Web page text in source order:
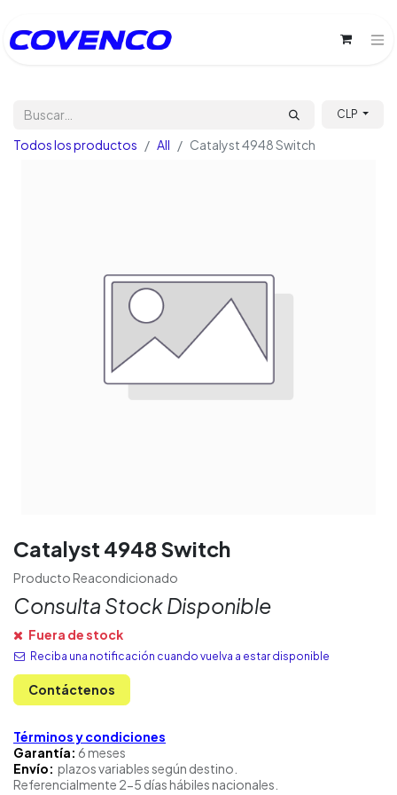
CLP
Todos los productos All Catalyst 4948 Switch
Catalyst 4948 Switch
Producto Reacondicionado
Consulta Stock Disponible
Fuera de stock
Reciba una notificación cuando vuelva a estar disponible
Contáctenos
Términos y condiciones
Garantía: 6 meses
Envío: plazos variables según destino.
Referencialmente 2-5 días hábiles nacionales.